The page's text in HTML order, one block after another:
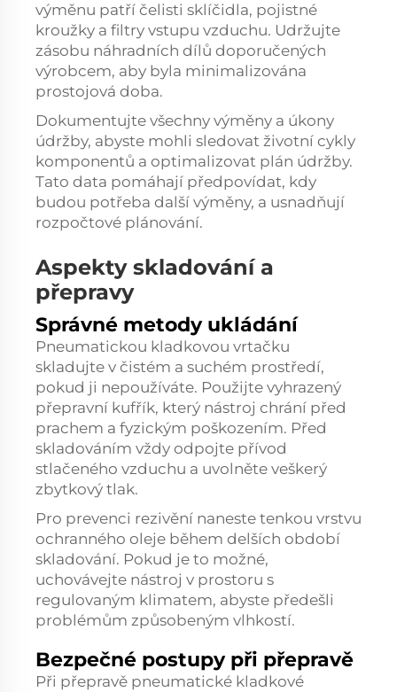
výměnu patří čelisti sklíčidla, pojistné
kroužky a filtry vstupu vzduchu. Udržujte
zásobu náhradních dílů doporučených
výrobcem, aby byla minimalizována
prostojová doba.
Dokumentujte všechny výměny a úkony
údržby, abyste mohli sledovat životní cykly
komponentů a optimalizovat plán údržby.
Tato data pomáhají předpovídat, kdy
budou potřeba další výměny, a usnadňují
rozpočtové plánování.
Aspekty skladování a
přepravy
Správné metody ukládání
Pneumatickou kladkovou vrtačku
skladujte v čistém a suchém prostředí,
pokud ji nepoužíváte. Použijte vyhrazený
přepravní kufřík, který nástroj chrání před
prachem a fyzickým poškozením. Před
skladováním vždy odpojte přívod
stlačeného vzduchu a uvolněte veškerý
zbytkový tlak.
Pro prevenci rezivění naneste tenkou vrstvu
ochranného oleje během delších období
skladování. Pokud je to možné,
uchovávejte nástroj v prostoru s
regulovaným klimatem, abyste předešli
problémům způsobeným vlhkostí.
Bezpečné postupy při přepravě
Při přepravě pneumatické kladkové